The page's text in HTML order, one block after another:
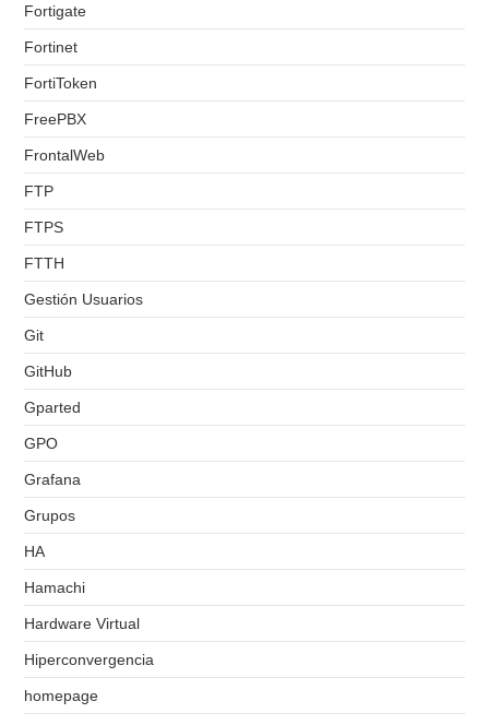
Fortigate
Fortinet
FortiToken
FreePBX
FrontalWeb
FTP
FTPS
FTTH
Gestión Usuarios
Git
GitHub
Gparted
GPO
Grafana
Grupos
HA
Hamachi
Hardware Virtual
Hiperconvergencia
homepage